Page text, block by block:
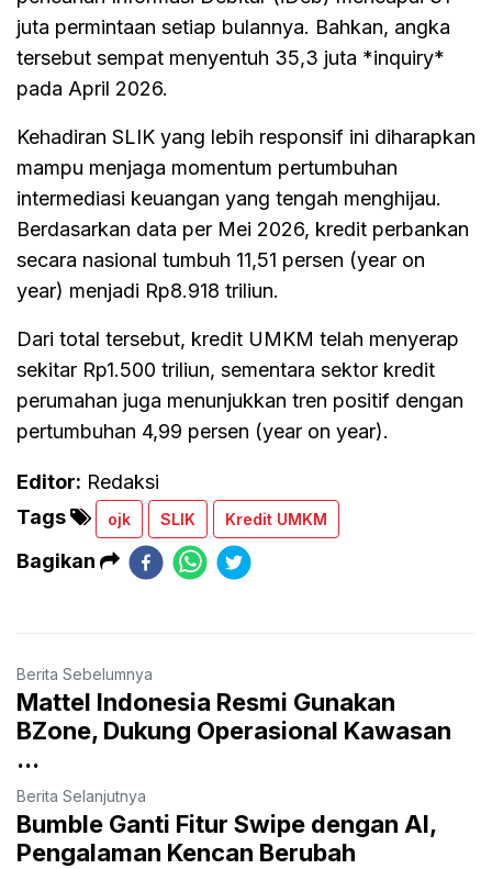
juta permintaan setiap bulannya. Bahkan, angka
tersebut sempat menyentuh 35,3 juta *inquiry*
pada April 2026.
Kehadiran SLIK yang lebih responsif ini diharapkan
mampu menjaga momentum pertumbuhan
intermediasi keuangan yang tengah menghijau.
Berdasarkan data per Mei 2026, kredit perbankan
secara nasional tumbuh 11,51 persen (year on
year) menjadi Rp8.918 triliun.
Dari total tersebut, kredit UMKM telah menyerap
sekitar Rp1.500 triliun, sementara sektor kredit
perumahan juga menunjukkan tren positif dengan
pertumbuhan 4,99 persen (year on year).
Editor: Redaksi
Tags
ojk SLIK Kredit UMKM
Bagikan
Berita Sebelumnya
Mattel Indonesia Resmi Gunakan
BZone, Dukung Operasional Kawasan
...
Berita Selanjutnya
Bumble Ganti Fitur Swipe dengan AI,
Pengalaman Kencan Berubah